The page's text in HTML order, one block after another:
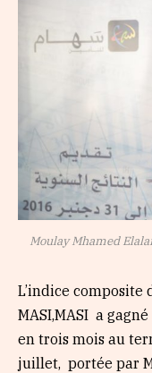
Moulay Mhamed
L’indice composite
MASI,MASI a
en trois mois au
juillet, portée par